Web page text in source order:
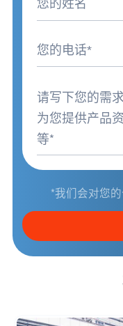
*我们会对您